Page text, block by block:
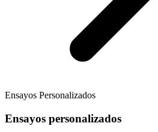
Ensayos Personalizados
Ensayos personalizados